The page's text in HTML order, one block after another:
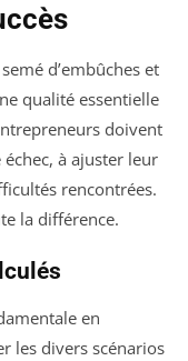
d’embûches et
qualité essentielle
doivent
à ajuster leur
rencontrées.
la différence.
en
les divers scénarios